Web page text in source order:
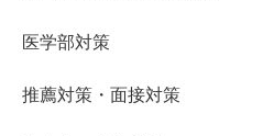
医学部対策
推薦対策・面接対策